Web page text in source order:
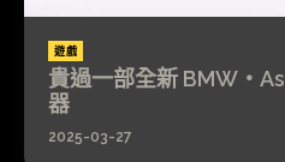
遊戲
貴過一部全新 BMW・
器
2025-03-27